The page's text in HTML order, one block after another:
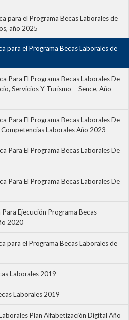
para el Programa Becas Laborales de
año 2025
para el Programa Becas Laborales de
Para El Programa Becas Laborales De
Servicios Y Turismo – Sence, Año
Para El Programa Becas Laborales De
Laborales Año 2023
Para El Programa Becas Laborales De
Para El Programa Becas Laborales De
Ejecución Programa Becas
2020
para el Programa Becas Laborales de
Laborales 2019
Laborales 2019
Plan Alfabetización Digital Año